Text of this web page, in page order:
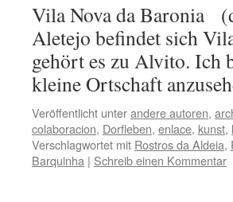
Vila Nova da Baronia
Aletejo befindet sich
gehört es zu Alvito. Ich
kleine Ortschaft
Veröffentlicht unterandere autoren,
colaboracion, Dorfleben, enlace, kunst,
Verschlagwortet mit Rostros da Aldeia,
Barquinha | Schreib einen Kommentar